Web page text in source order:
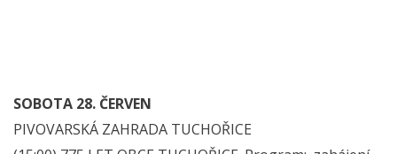
SOBOTA 28. ČERVEN
PIVOVARSKÁ ZAHRADA TUCHOŘICE